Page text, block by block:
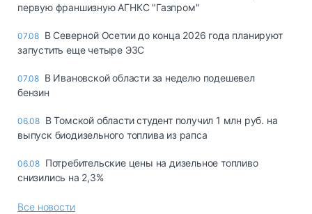
первую франшизную АГНКС "Газпром"
07.08 В Северной Осетии до конца 2026 года планируют
запустить еще четыре ЭЗС
07.08 В Ивановской области за неделю подешевел
бензин
06.08 В Томской области студент получил 1 млн руб. на
выпуск биодизельного топлива из рапса
06.08 Потребительские цены на дизельное топливо
снизились на 2,3%
Все новости